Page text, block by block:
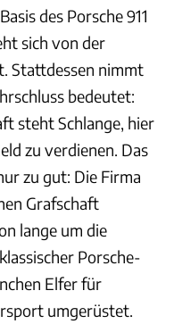
des Porsche 911
sich von der
Stattdessen nimmt
bedeutet:
steht Schlange, hier
zu verdienen. Das
zu gut: Die Firma
Grafschaft
lange um die
Porsche-
Elfer für
umgerüstet.